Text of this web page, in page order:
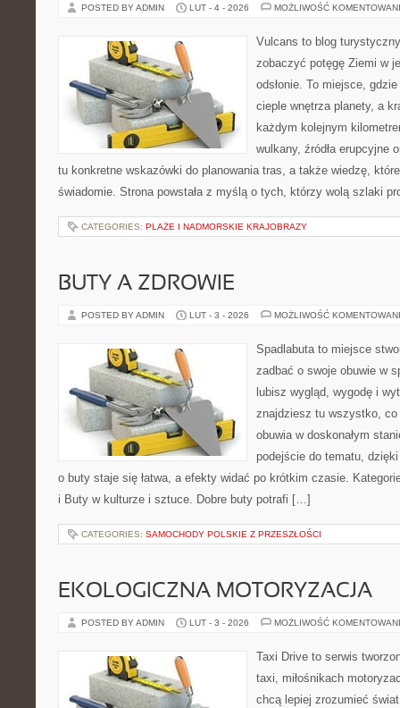
POSTED BY ADMIN LUT - 4 - 2026 MOŻLIWOŚĆ
Vulcans to blog
zobaczyć potęgę Ziemi w
odsłonie. To miejsce,
cieple wnętrza planety, a
każdym kolejnym
wulkany, źródła erupcyjne
tu konkretne wskazówki do planowania tras, a także wiedzę,
świadomie. Strona powstała z myślą o tych, którzy wolą szlaki
CATEGORIES: PLAŻE I NADMORSKIE KRAJOBRAZY
BUTY A ZDROWIE
POSTED BY ADMIN LUT - 3 - 2026 MOŻLIWOŚĆ
Spadlabuta to miejsce
zadbać o swoje obuwie w
lubisz wygląd, wygodę i
znajdziesz tu wszystko, co
obuwia w doskonałym
podejście do tematu,
o buty staje się łatwa, a efekty widać po krótkim czasie.
i Buty w kulturze i sztuce. Dobre buty potrafi […]
CATEGORIES: SAMOCHODY POLSKIE Z PRZESZŁOŚCI
EKOLOGICZNA MOTORYZACJA
POSTED BY ADMIN LUT - 3 - 2026 MOŻLIWOŚĆ
Taxi Drive to serwis
taxi, miłośnikach
chcą lepiej zrozumieć